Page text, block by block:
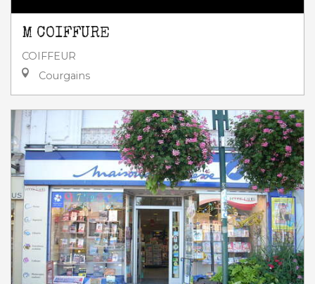
M COIFFURE
COIFFEUR
Courgains